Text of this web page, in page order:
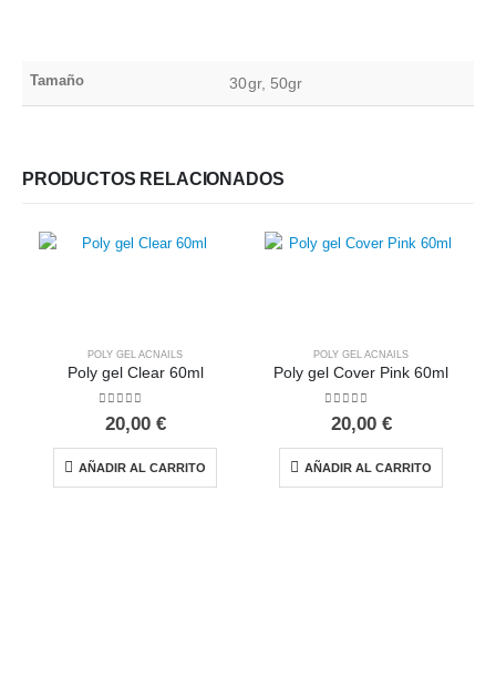
Tamaño 30gr, 50gr
PRODUCTOS RELACIONADOS
POLY GEL ACNAILS
Poly gel Clear 60ml
0out of 5
20,00 €
AÑADIR AL CARRITO
POLY GEL ACNAILS
Poly gel Cover Pink 60ml
0out of 5
20,00 €
AÑADIR AL CARRITO